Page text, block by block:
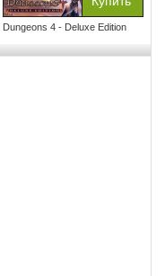
Dungeons 4 - Deluxe Edition